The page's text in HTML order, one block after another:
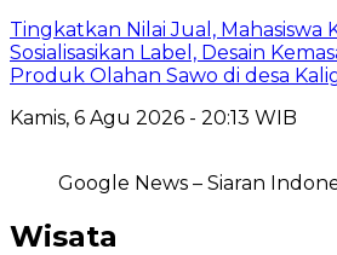
Tingkatkan Nilai Jual, Mahasiswa
Sosialisasikan Label, Desain
Produk Olahan Sawo di desa
Kamis, 6 Agu 2026 - 20:13 WIB
Google News – Siaran
Wisata